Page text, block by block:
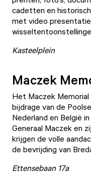
cadetten en
met video
Kasteelplein
Maczek
Het Maczek Memorial
bijdrage van de
Nederland en België
Generaal Maczek en
krijgen de volle
de bevrijding van
Ettensebaan 17a